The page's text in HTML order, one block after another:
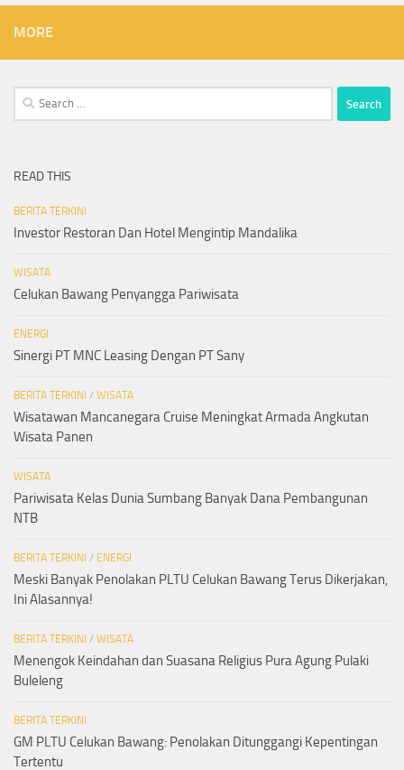
MORE
Search
for:
READ THIS
BERITA TERKINI
Investor Restoran Dan Hotel Mengintip Mandalika
WISATA
Celukan Bawang Penyangga Pariwisata
ENERGI
Sinergi PT MNC Leasing Dengan PT Sany
BERITA TERKINI / WISATA
Wisatawan Mancanegara Cruise Meningkat Armada Angkutan
Wisata Panen
WISATA
Pariwisata Kelas Dunia Sumbang Banyak Dana Pembangunan
NTB
BERITA TERKINI / ENERGI
Meski Banyak Penolakan PLTU Celukan Bawang Terus Dikerjakan,
Ini Alasannya!
BERITA TERKINI / WISATA
Menengok Keindahan dan Suasana Religius Pura Agung Pulaki
Buleleng
BERITA TERKINI
GM PLTU Celukan Bawang: Penolakan Ditunggangi Kepentingan
Tertentu